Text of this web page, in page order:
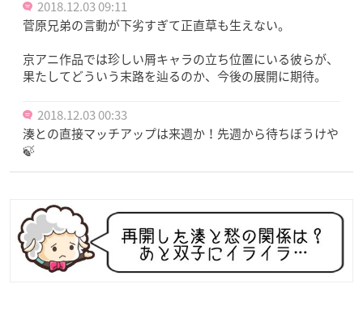
2018.12.03 09:11
菅原兄弟の言動が下劣すぎて正直草も生えない。
京アニ作品では珍しい屑キャラの立ち位置にいる彼らが、
果たしてどういう末路を辿るのか、今後の展開に期待。
2018.12.03 00:33
湊との直接マッチアップは来週か！先週から待ちぼうけや
🍃